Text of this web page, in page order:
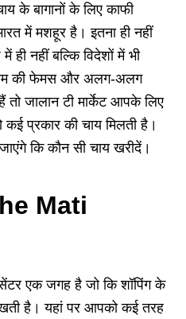
के बागानों के लिए काफी
में मशहूर है। इतना ही नहीं
ही नहीं बल्कि विदेशों में भी
की फेमस और अलग-अलग
तो जालान टी मार्केट आपके लिए
प्रकार की चाय मिलती है।
कि कौन सी चाय खरीदें।
Mati
एक जगह है जो कि शॉपिंग के
है। यहां पर आपको कई तरह